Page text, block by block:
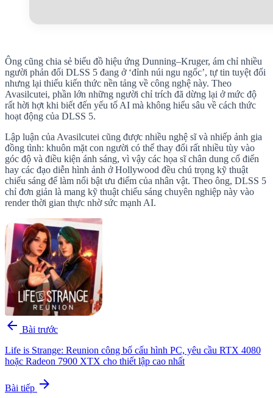
Ông cũng chia sẻ biểu đồ hiệu ứng Dunning–Kruger, ám chỉ nhiều
người phản đối DLSS 5 đang ở ‘đỉnh núi ngu ngốc’, tự tin tuyệt đối
nhưng lại thiếu kiến thức nền tảng về công nghệ này. Theo
Avasilcutei, phần lớn những người chỉ trích đã dừng lại ở mức độ
rất hời hợt khi biết đến yếu tố AI mà không hiểu sâu về cách thức
hoạt động của DLSS 5.
Lập luận của Avasilcutei cũng được nhiều nghệ sĩ và nhiếp ảnh gia
đồng tình: khuôn mặt con người có thể thay đổi rất nhiều tùy vào
góc độ và điều kiện ánh sáng, vì vậy các họa sĩ chân dung cổ điển
hay các đạo diễn hình ảnh ở Hollywood đều chú trọng kỹ thuật
chiếu sáng để làm nổi bật ưu điểm của nhân vật. Theo ông, DLSS 5
chỉ đơn giản là mang kỹ thuật chiếu sáng chuyên nghiệp này vào
render thời gian thực nhờ sức mạnh AI.
arrow_back Bài trước
Life is Strange: Reunion công bố cấu hình PC, yêu cầu RTX 4080
hoặc Radeon 7900 XTX cho thiết lập cao nhất
Bài tiếp arrow_forward